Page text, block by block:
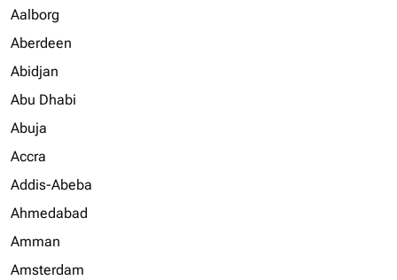
Aalborg
Aberdeen
Abidjan
Abu Dhabi
Abuja
Accra
Addis-Abeba
Ahmedabad
Amman
Amsterdam